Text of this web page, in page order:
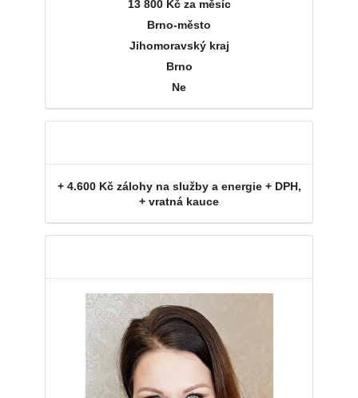
13 800 Kč za měsíc
Brno-město
Jihomoravský kraj
Brno
Ne
+ 4.600 Kč zálohy na služby a energie + DPH,
+ vratná kauce